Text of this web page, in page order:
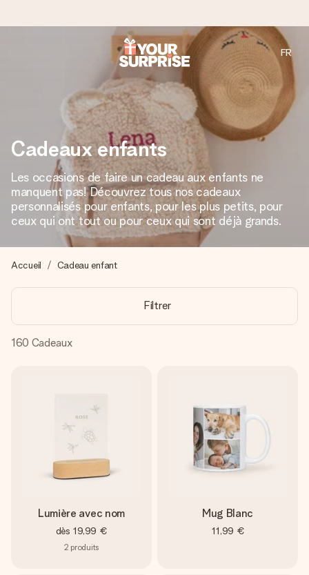
Commandé ce jour, expédié sous 24h
Nous préparons votre cadeau avec attention et l’envoyons
en un éclair – pour que vous puissiez l’offrir au bon moment,
quand cela compte le plus.
4,9 (sur la base de +15 000 avis)
Nos cadeaux sont appréciés. Les clients nous attribuent
une note de 4,9 sur Google Reviews (total de tous les
pays où nous sommes présents).
Carte de vœux gratuite
Créez quelque chose d’unique en quelques étapes – avec
son prénom, votre photo ou un message qui touche le cœur.
Sans complications, juste tout l’amour pour le moment idéal.
FR
Cadeaux enfants
Les occasions de faire un cadeau aux enfants ne
manquent pas! Découvrez tous nos cadeaux
personnalisés pour enfants, pour les plus petits, pour
ceux qui ont tout ou pour ceux qui sont déjà grands.
Accueil Cadeau enfant
Filtrer
160 Cadeaux
Lumière avec nom
dès 19,99 €
2 produits
Mug Blanc
11,99 €